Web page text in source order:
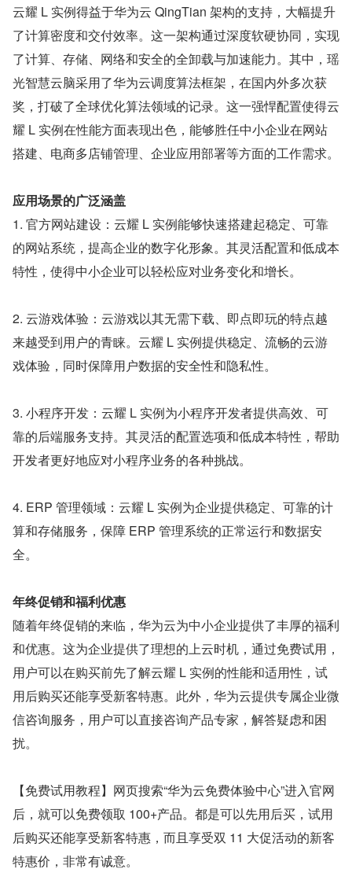
云耀 L 实例得益于华为云 QingTian 架构的支持，大幅提升
了计算密度和交付效率。这一架构通过深度软硬协同，实现
了计算、存储、网络和安全的全卸载与加速能力。其中，瑶
光智慧云脑采用了华为云调度算法框架，在国内外多次获
奖，打破了全球优化算法领域的记录。这一强悍配置使得云
耀 L 实例在性能方面表现出色，能够胜任中小企业在网站
搭建、电商多店铺管理、企业应用部署等方面的工作需求。
应用场景的广泛涵盖
1. 官方网站建设：云耀 L 实例能够快速搭建起稳定、可靠
的网站系统，提高企业的数字化形象。其灵活配置和低成本
特性，使得中小企业可以轻松应对业务变化和增长。
2. 云游戏体验：云游戏以其无需下载、即点即玩的特点越
来越受到用户的青睐。云耀 L 实例提供稳定、流畅的云游
戏体验，同时保障用户数据的安全性和隐私性。
3. 小程序开发：云耀 L 实例为小程序开发者提供高效、可
靠的后端服务支持。其灵活的配置选项和低成本特性，帮助
开发者更好地应对小程序业务的各种挑战。
4. ERP 管理领域：云耀 L 实例为企业提供稳定、可靠的计
算和存储服务，保障 ERP 管理系统的正常运行和数据安
全。
年终促销和福利优惠
随着年终促销的来临，华为云为中小企业提供了丰厚的福利
和优惠。这为企业提供了理想的上云时机，通过免费试用，
用户可以在购买前先了解云耀 L 实例的性能和适用性，试
用后购买还能享受新客特惠。此外，华为云提供专属企业微
信咨询服务，用户可以直接咨询产品专家，解答疑虑和困
扰。
【免费试用教程】网页搜索“华为云免费体验中心”进入官网
后，就可以免费领取 100+产品。都是可以先用后买，试用
后购买还能享受新客特惠，而且享受双 11 大促活动的新客
特惠价，非常有诚意。